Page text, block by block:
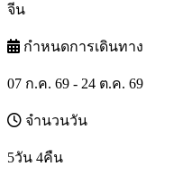
จีน
กำหนดการเดินทาง
07 ก.ค. 69 - 24 ต.ค. 69
จำนวนวัน
5วัน 4คืน